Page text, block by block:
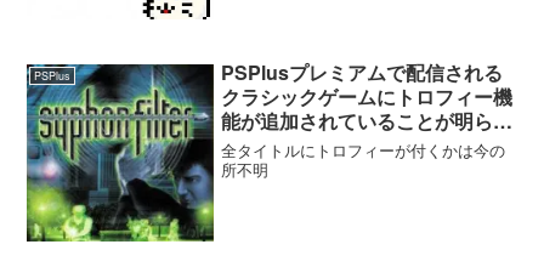
PSPlus
PSPlusプレミアムで配信される
クラシックゲームにトロフィー機
能が追加されていることが明らか
に
全タイトルにトロフィーが付くかは今の
所不明